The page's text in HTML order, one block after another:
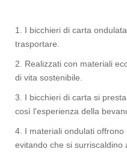
1. I bicchieri di carta
trasportare.
2. Realizzati con materiali
di vita sostenibile.
3. I bicchieri di carta si
così l'esperienza della
4. I materiali ondulati offrono
evitando che si surriscaldino